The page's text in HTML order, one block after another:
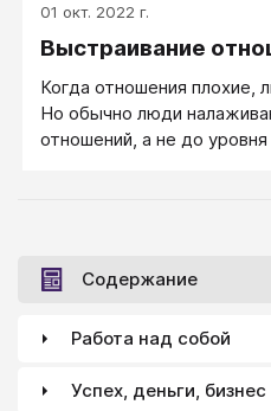
ключевым понятием
информационного
01 окт. 2022 г.
Выстраивание
Когда отношения плохие,
Но обычно люди
отношений, а не до
Содержание
Работа над собой
Успех, деньги, бизнес